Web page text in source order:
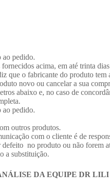
pedido.
acima, em até trinta
o fabricante do produto tem
novo ou cancelar a sua
abaixo e, no caso de
pedido.
outros produtos.
com o cliente é de
defeito no produto ou não
a substituição.
DA EQUIPE DR